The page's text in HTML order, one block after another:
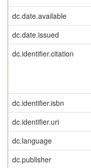
dc.date.available
dc.date.issued
dc.identifier.citation
dc.identifier.isbn
dc.identifier.uri
dc.language
dc.publisher